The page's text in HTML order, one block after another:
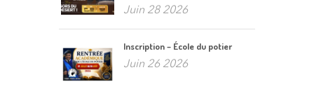
Juin 28 2026
Inscription – École du potier
Juin 26 2026